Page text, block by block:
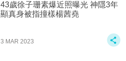
43歲徐子珊素爆近照曝光 神隱3年
顯真身被指撞樣楊茜堯
3 MAR 2023